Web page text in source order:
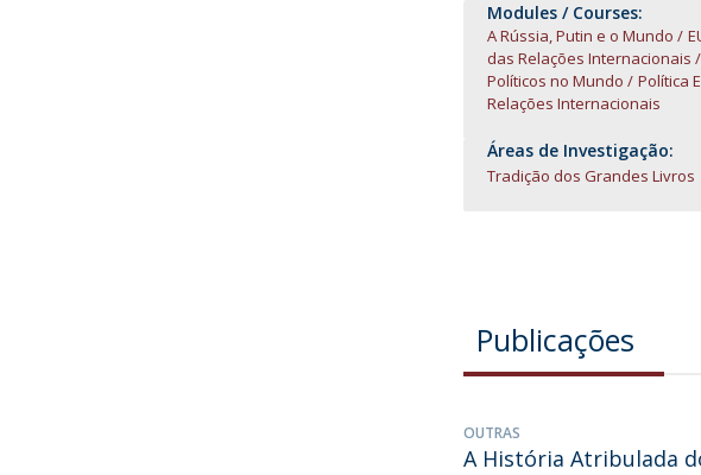
Modules / Courses:
A Rússia, Putin e o Mundo
das Relações Internacionais
Políticos no Mundo
Política
Relações Internacionais
Áreas de Investigação:
Tradição dos Grandes Livros
Publicações
OUTRAS
A História Atribulada